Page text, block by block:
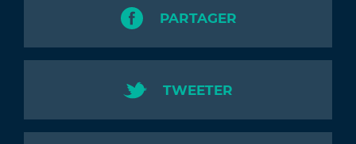
PARTAGER
TWEETER